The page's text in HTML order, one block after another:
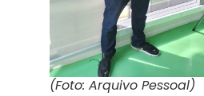
(Foto: Arquivo Pessoal)